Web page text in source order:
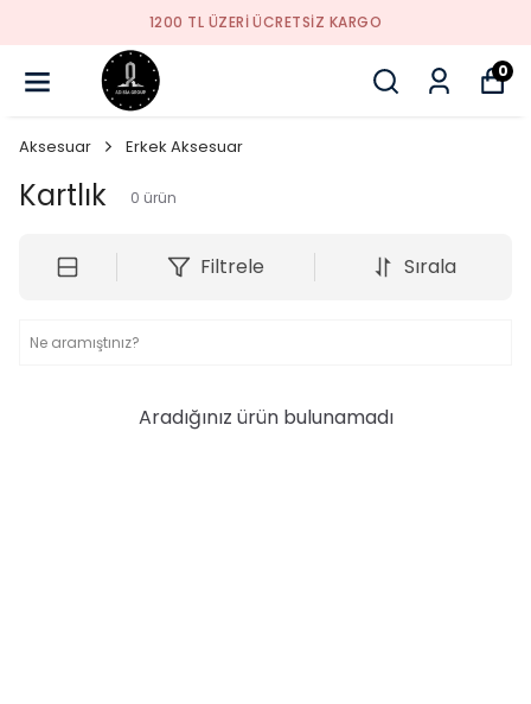
1200 TL ÜZERI ÜCRETSIZ KARGO
0
Aksesuar Erkek Aksesuar
Kartlık 0 ürün
Filtrele Sırala
Aradığınız ürün bulunamadı